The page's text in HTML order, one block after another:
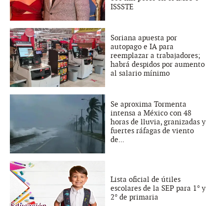
ISSSTE
Soriana apuesta por
autopago e IA para
reemplazar a trabajadores;
habrá despidos por aumento
al salario mínimo
Se aproxima Tormenta
intensa a México con 48
horas de lluvia, granizadas y
fuertes ráfagas de viento
de...
Lista oficial de útiles
escolares de la SEP para 1° y
2° de primaria